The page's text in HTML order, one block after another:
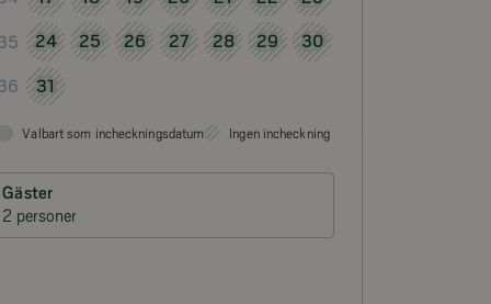
24 25 26 27 28 29 30
31
Valbart som incheckningsdatum Ingen incheckning
Gäster
2 personer